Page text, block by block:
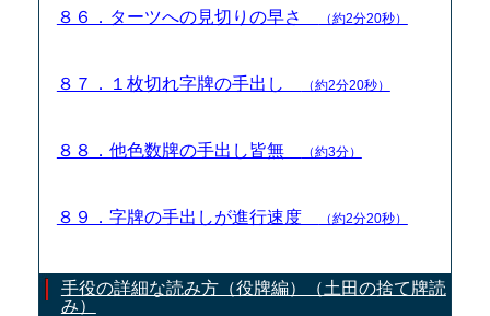
８６．ターツへの見切りの早さ （約2分20秒）
８７．１枚切れ字牌の手出し （約2分20秒）
８８．他色数牌の手出し皆無 （約3分）
８９．字牌の手出しが進行速度 （約2分20秒）
手役の詳細な読み方（役牌編）（土田の捨て牌読
み）